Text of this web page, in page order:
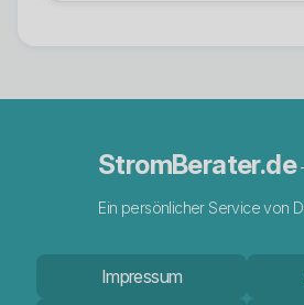
StromBerater.de
Ein persönlicher Service von
Impressum